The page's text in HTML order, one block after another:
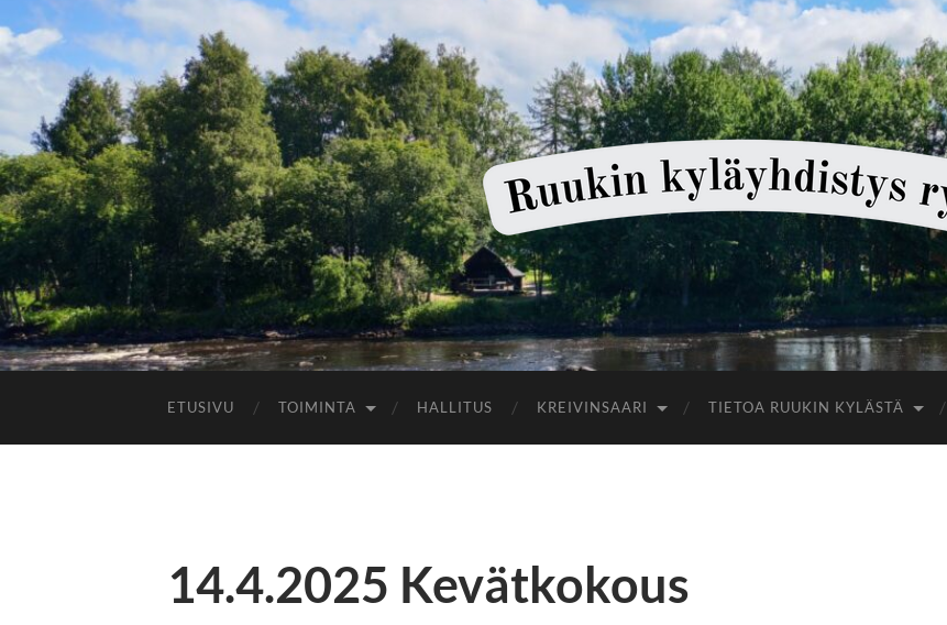
Ruukin
kyläyhdistys
ETUSIVU TOIMINTA HALLITUS KREIVINSAARI TIETOA RUUKIN KYLÄSTÄ
14.4.2025 Kevätkokous